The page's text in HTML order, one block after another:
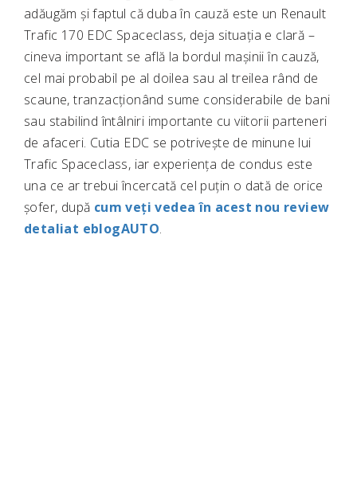
adăugăm și faptul că duba în cauză este un Renault
Trafic 170 EDC Spaceclass, deja situația e clară –
cineva important se află la bordul mașinii în cauză,
cel mai probabil pe al doilea sau al treilea rând de
scaune, tranzacționând sume considerabile de bani
sau stabilind întâlniri importante cu viitorii parteneri
de afaceri. Cutia EDC se potrivește de minune lui
Trafic Spaceclass, iar experiența de condus este
una ce ar trebui încercată cel puțin o dată de orice
șofer, după cum veți vedea în acest nou review
detaliat eblogAUTO.